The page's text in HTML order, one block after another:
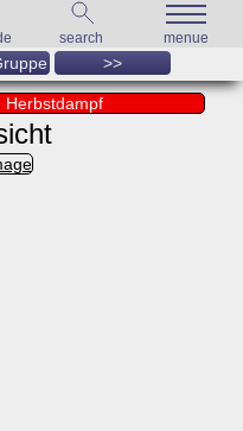
search menue
>>
Herbstdampf